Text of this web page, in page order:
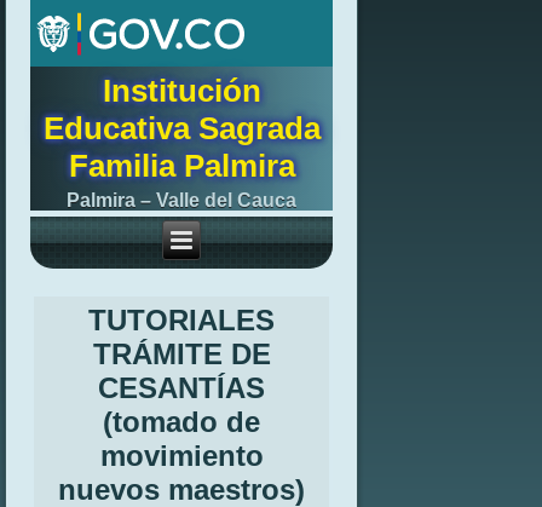
Institución
Educativa Sagrada
Familia Palmira
Palmira – Valle del Cauca
TUTORIALES
TRÁMITE DE
CESANTÍAS
(tomado de
movimiento
nuevos maestros)